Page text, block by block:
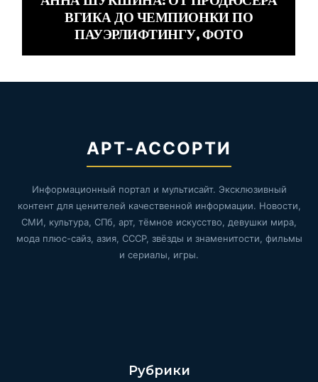
ВГИКА ДО ЧЕМПИОНКИ ПО
ПАУЭРЛИФТИНГУ, ФОТО
АРТ-АССОРТИ
Информационный портал и мультисайт. Эксклюзивный
контент для ценителей качественной информации. Новости,
СМИ, культура, СПб, арт, тёмное искусство, девушки мира,
мода плюс-сайз, азия, СССР, звёзды и знаменитости, фильмы
и сериалы, игры.
Рубрики